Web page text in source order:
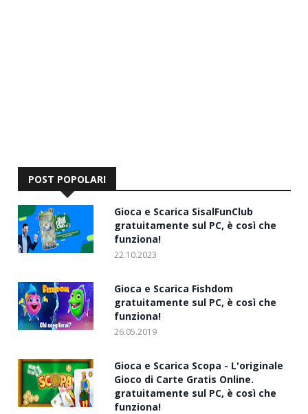
POST POPOLARI
Gioca e Scarica SisalFunClub
gratuitamente sul PC, è così che
funziona!
22.10.2023
Gioca e Scarica Fishdom
gratuitamente sul PC, è così che
funziona!
26.05.2019
Gioca e Scarica Scopa - L'originale
Gioco di Carte Gratis Online.
gratuitamente sul PC, è così che
funziona!